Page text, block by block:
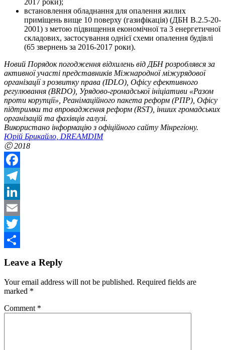
встановлення обладнання для опалення жилих
приміщень вище 10 поверху (газифікація) (ДБН В.2.5-20-
2001) з метою підвищення економічної та 3 енергетичної
складових, застосування однієї схеми опалення будівлі
(65 звернень за 2016-2017 роки).
Новий Порядок погодження відхилень від ДБН розроблявся за
активної участі представників Міжнародної міжурядової
організації з розвитку права (IDLO), Офісу ефективного
регулювання (ВRDO), Урядово-громадської ініціативи «Разом
проти корупції», Реанімаційного пакета реформ (РПР), Офісу
підтримки та впровадження реформ (RST), інших громадських
організацій та фахівців галузі.
Використано інформацію з офіційного сайту Мінрегіону.
Юрій Брикайло, DREAMDIM
Ⓒ2018
Facebook
Telegram
LinkedIn
Email
Twitter
Leave a Reply
Your email address will not be published. Required fields are
marked *
Comment *